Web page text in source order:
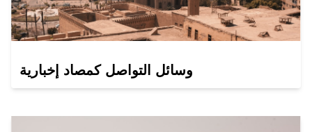
وسائل التواصل كمصاد إخبارية